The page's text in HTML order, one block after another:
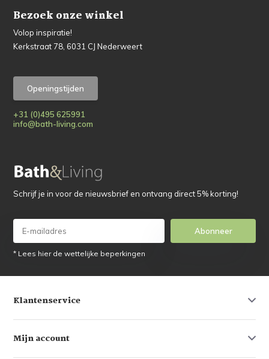
Bezoek onze winkel
Volop inspiratie!
Kerkstraat 78, 6031 CJ Nederweert
Openingstijden
+31 (0)495 625991
info@bath-living.com
Schrijf je in voor de nieuwsbrief en ontvang direct 5% korting!
Abonneer
* Lees hier de wettelijke beperkingen
Klantenservice
Mijn account